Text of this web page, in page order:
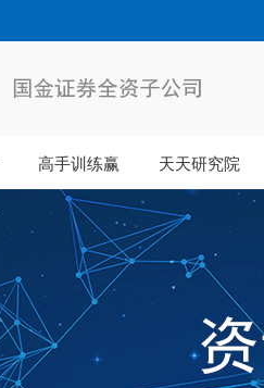
高手训练赢 天天研究院